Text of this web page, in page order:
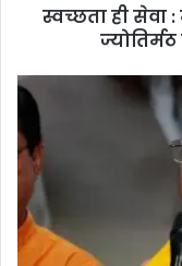
स्वच्छता ही सेवा